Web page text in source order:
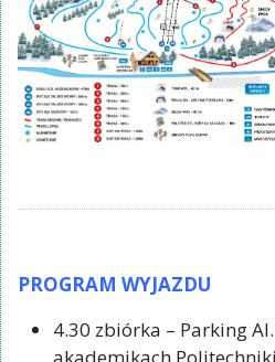
PROGRAM WYJAZDU
4.30 zbiórka – Parking
akademikach